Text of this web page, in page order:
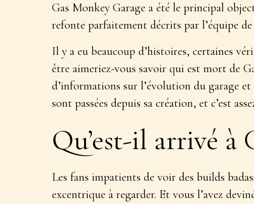
Gas Monkey Garage a été le principal
refonte parfaitement décrits par l’équipe de
Il y a eu beaucoup d’histoires, certaines
être aimeriez-vous savoir qui est mort de
d’informations sur l’évolution du garage
sont passées depuis sa création, et c’est
Qu’est-il arrivé à
Les fans impatients de voir des builds
excentrique à regarder. Et vous l’avez